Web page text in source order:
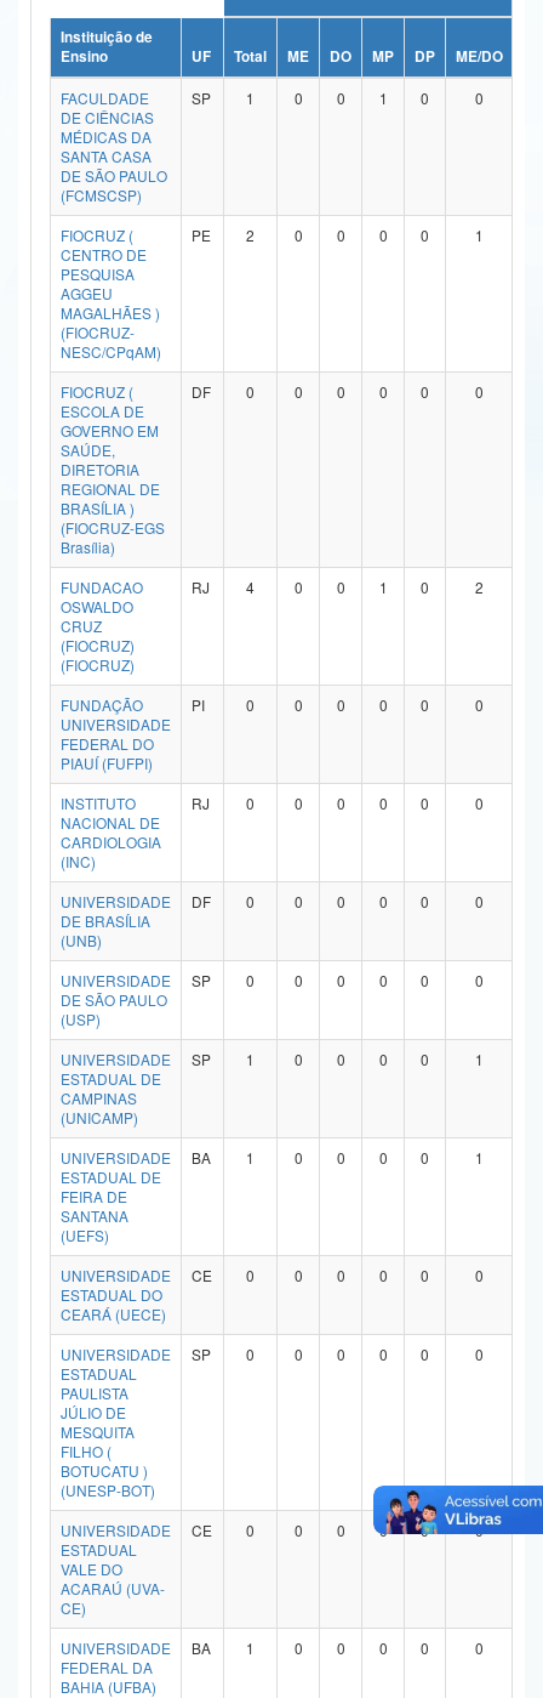
Ministério da Ciência, Tecnologia, Inovações e Comunicações
Ministério do Meio Ambiente
Ministério do Turismo
Ministério do Desenvolvimento Regional
Ministério da Mulher, da Família e dos Direitos Humanos
Secretaria-Geral
Secretaria de Governo
Gabinete de Segurança Institucional
Advocacia-Geral da União
Banco Central do Brasil
Planalto
Instituição de
Ensino
UF Total ME DO MP DP ME/DO
FACULDADE
DE CIÊNCIAS
MÉDICAS DA
SANTA CASA
DE SÃO PAULO
(FCMSCSP)
SP 1 0 0 1 0 0
FIOCRUZ (
CENTRO DE
PESQUISA
AGGEU
MAGALHÃES )
(FIOCRUZ-
NESC/CPqAM)
PE 2 0 0 0 0 1
FIOCRUZ (
ESCOLA DE
GOVERNO EM
SAÚDE,
DIRETORIA
REGIONAL DE
BRASÍLIA )
(FIOCRUZ-EGS
Brasília)
DF 0 0 0 0 0 0
FUNDACAO
OSWALDO
CRUZ
(FIOCRUZ)
(FIOCRUZ)
RJ 4 0 0 1 0 2
FUNDAÇÃO
UNIVERSIDADE
FEDERAL DO
PIAUÍ (FUFPI)
PI 0 0 0 0 0 0
INSTITUTO
NACIONAL DE
CARDIOLOGIA
(INC)
RJ 0 0 0 0 0 0
UNIVERSIDADE
DE BRASÍLIA
(UNB)
DF 0 0 0 0 0 0
UNIVERSIDADE
DE SÃO PAULO
(USP)
SP 0 0 0 0 0 0
UNIVERSIDADE
ESTADUAL DE
CAMPINAS
(UNICAMP)
SP 1 0 0 0 0 1
UNIVERSIDADE
ESTADUAL DE
FEIRA DE
SANTANA
(UEFS)
BA 1 0 0 0 0 1
UNIVERSIDADE
ESTADUAL DO
CEARÁ (UECE)
CE 0 0 0 0 0 0
UNIVERSIDADE
ESTADUAL
PAULISTA
JÚLIO DE
MESQUITA
FILHO (
BOTUCATU )
(UNESP-BOT)
SP 0 0 0 0 0 0
UNIVERSIDADE
ESTADUAL
VALE DO
ACARAÚ (UVA-
CE)
CE 0 0 0 0 0 0
UNIVERSIDADE
FEDERAL DA
BAHIA (UFBA)
BA 1 0 0 0 0 0